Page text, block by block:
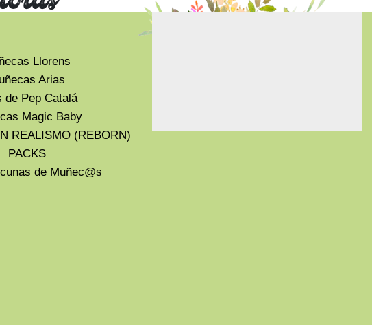
Llorens
Arias
de Pep Catalá
Magic Baby
REALISMO (REBORN)
PACKS
de Muñec@s